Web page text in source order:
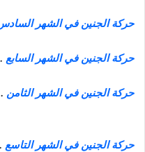
حركة الجنين في الشهر
حركة الجنين في الشهر السابع .
حركة الجنين في الشهر الثامن .
حركة الجنين في الشهر التاسع .